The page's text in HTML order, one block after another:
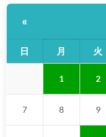
«
日 月 火
1 2
7 8 9